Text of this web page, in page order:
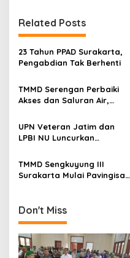
n
a
v
i
g
a
t
i
o
n
Related Posts
23 Tahun PPAD Surakarta,
Pengabdian Tak Berhenti
TMMD Serengan Perbaiki
Akses dan Saluran Air,
UPN Veteran Jatim dan
LPBI NU Luncurkan
Ketangguhan Bencana
TMMD Sengkuyung III
Surakarta Mulai Pavingisasi
Don't Miss